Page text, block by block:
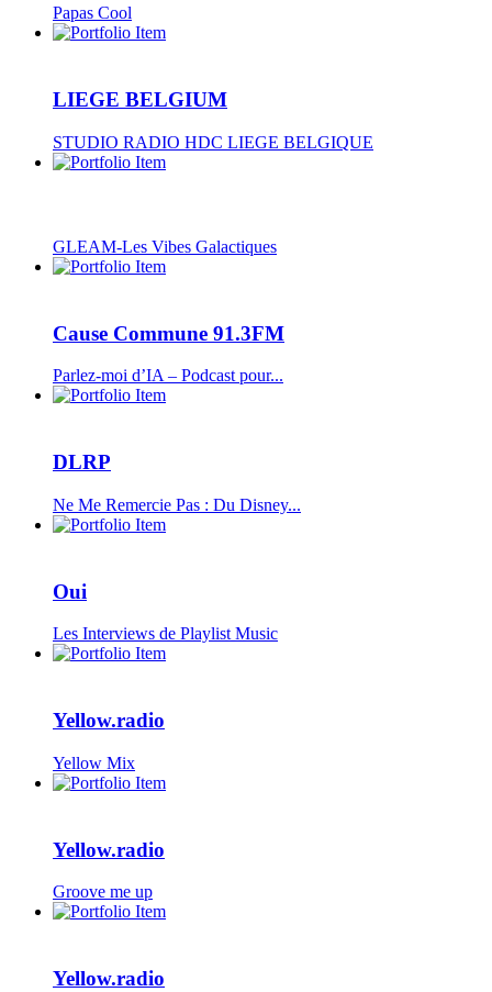
Papas Cool
LIEGE BELGIUM
STUDIO RADIO HDC LIEGE BELGIQUE
GLEAM-Les Vibes Galactiques
Cause Commune 91.3FM
Parlez-moi d’IA – Podcast pour...
DLRP
Ne Me Remercie Pas : Du Disney...
Oui
Les Interviews de Playlist Music
Yellow.radio
Yellow Mix
Yellow.radio
Groove me up
Yellow.radio